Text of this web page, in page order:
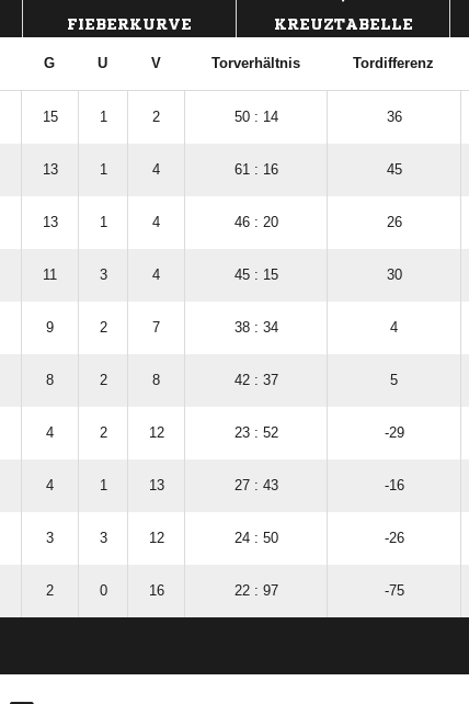
FIEBERKURVE KREUZTABELLE
G U V Torverhältnis Tordifferenz
15 1 2 50 : 14 36
13 1 4 61 : 16 45
13 1 4 46 : 20 26
11 3 4 45 : 15 30
9 2 7 38 : 34 4
8 2 8 42 : 37 5
4 2 12 23 : 52 -29
4 1 13 27 : 43 -16
3 3 12 24 : 50 -26
2 0 16 22 : 97 -75